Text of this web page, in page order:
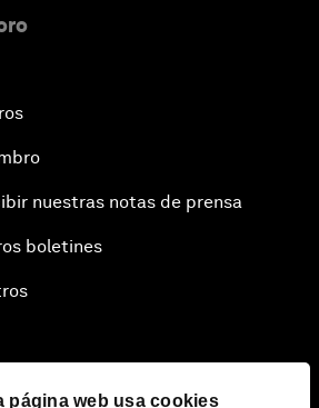
página web usa cookies
nuestras notas de prensa
boletines
Foro